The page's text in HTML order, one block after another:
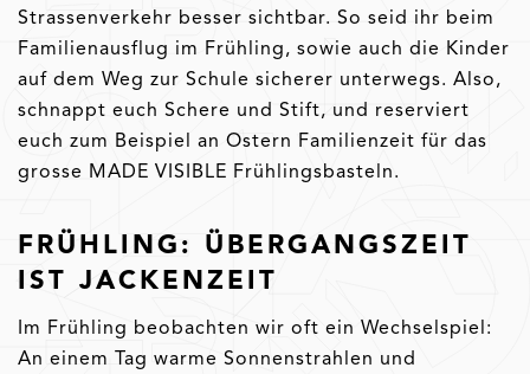
Strassenverkehr besser sichtbar. So seid ihr beim
Familienausflug im Frühling, sowie auch die Kinder
auf dem Weg zur Schule sicherer unterwegs. Also,
schnappt euch Schere und Stift, und reserviert
euch zum Beispiel an Ostern Familienzeit für das
grosse MADE VISIBLE Frühlingsbasteln.
FRÜHLING: ÜBERGANGSZEIT
IST JACKENZEIT
Im Frühling beobachten wir oft ein Wechselspiel:
An einem Tag warme Sonnenstrahlen und